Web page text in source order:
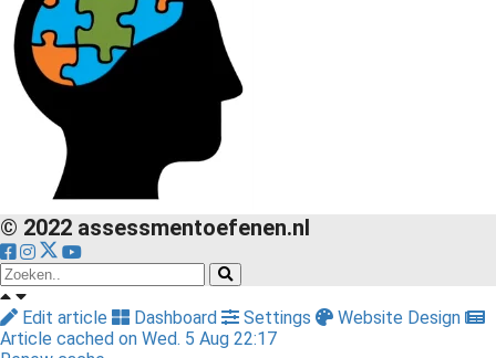
© 2022 assessmentoefenen.nl
Edit article Dashboard Settings
Website Design
Article cached on Wed. 5 Aug 22:17